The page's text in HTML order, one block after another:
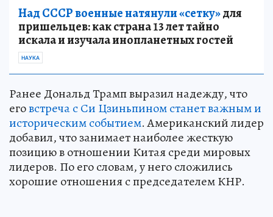
Над СССР военные натянули «сетку»для
пришельцев: как страна 13 лет тайно
искала и изучала инопланетных гостей
НАУКА
Ранее Дональд Трамп выразил надежду, что
еговстреча с Си Цзиньпином станет важным и
историческим событием. Американский лидер
добавил, что занимает наиболее жесткую
позицию в отношении Китая среди мировых
лидеров. По его словам, у него сложились
хорошие отношения с председателем КНР.